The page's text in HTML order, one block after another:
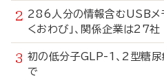
286人分の情報含むUSB
くおわび」、関係企業は27社
初の低分子GLP-1、2型糖
で